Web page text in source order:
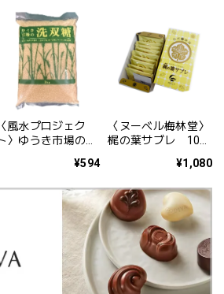
〈風水プロジェク
ト〉ゆうき市場の洗
¥594
〈ヌーベル梅林堂〉
梶の葉サブレ 10枚
¥1,080